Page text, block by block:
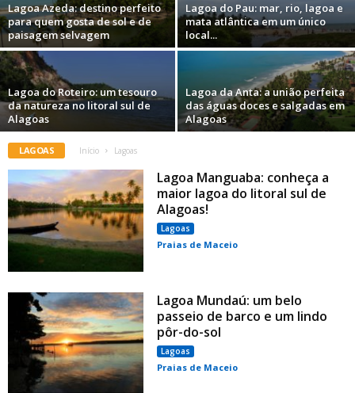
Lagoa Azeda: destino perfeito
para quem gosta de sol e de
paisagem selvagem
Lagoa do Pau: mar, rio, lagoa e
mata atlântica em um único
local...
Lagoa do Roteiro: um tesouro
da natureza no litoral sul de
Alagoas
Lagoa da Anta: a união perfeita
das águas doces e salgadas em
Alagoas
LAGOAS Início Lagoas
Lagoa Manguaba: conheça a
maior lagoa do litoral sul de
Alagoas!
Lagoas
Praias de Maceio
Lagoa Mundaú: um belo
passeio de barco e um lindo
pôr-do-sol
Lagoas
Praias de Maceio